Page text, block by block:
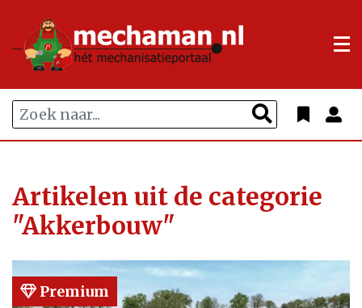
Artikelen uit de categorie
"Akkerbouw"
Premium